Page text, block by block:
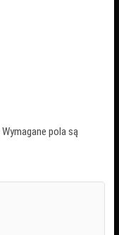
Wymagane pola są